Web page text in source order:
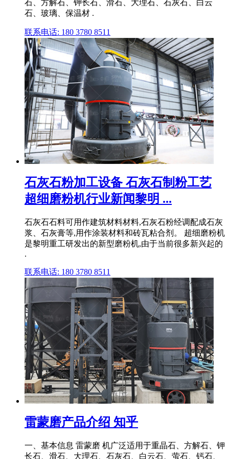
石、方解石、钾长石、滑石、大理石、石灰石、白云
石、玻璃、保温材 .
联系电话: 180 3780 8511
石灰石粉加工设备 石灰石制粉工艺
超细磨粉机行业新闻黎明 ...
石灰石石料可用作建筑材料材料,石灰石粉经调配成石灰
浆、石灰膏等,用作涂装材料和砖瓦粘合剂。 超细磨粉机
是黎明重工研发出的新型磨粉机,由于当前很多新兴起的
.
联系电话: 180 3780 8511
雷蒙磨产品介绍 知乎
一、基本信息 雷蒙磨 机广泛适用于重晶石、方解石、钾
长石、滑石、大理石、石灰石、白云石、萤石、钙石、